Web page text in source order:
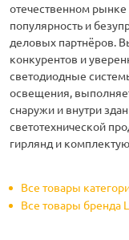
отечественном рынке
популярность и
деловых партнёров.
конкурентов и
светодиодные
освещения,
снаружи и внутри
светотехнической
гирлянд и
Все товары
Все товары бренда